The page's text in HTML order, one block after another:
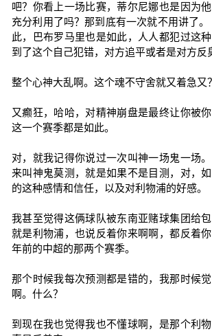
吧？你看上一场比赛，蒂尔尼娜也是因为
充分利用了吗？那到底有一次就不用讲了
此，巴布罗马里也是如此，人人都犯过这种
到了这个自己犯错，对方追平或者是对方反
整个心神大乱啊。这个魂不守舍就又着急又？
又癫狂，哈哈，对精神崩盘是最终让你被你
这一个赛季都是如此。
对，就我记得你说过一次叫神一场鬼一场
来叫神鬼莫测，就是如果不是目测，对，
的这种感情和信任，以及对利物浦的好感。
我甚至觉得这俩球队被东南亚赌球集团给
就是利物浦，也说反着你来啊啊，都反着
年前的中超的那两个赛季。
那个时候我每次预测都是错的，我那时候
啊。什么？
到现在我也觉得我也不懂球啊，是那个利